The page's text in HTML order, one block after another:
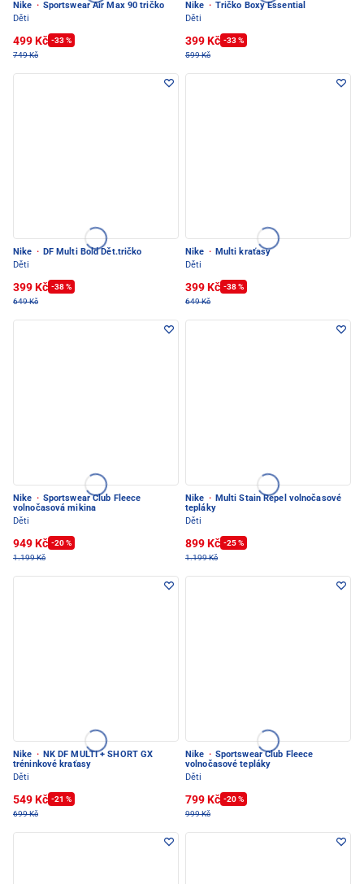
Nike · Sportswear Air Max 90 tričko
Děti
499 Kč -33 %
749 Kč
Nike · Tričko Boxy Essential
Děti
399 Kč -33 %
599 Kč
Nike · DF Multi Bold Dět.tričko
Děti
399 Kč -38 %
649 Kč
Nike · Multi kraťasy
Děti
399 Kč -38 %
649 Kč
Nike · Sportswear Club Fleece
volnočasová mikina
Děti
949 Kč -20 %
1.199 Kč
Nike · Multi Stain Repel volnočasové
tepláky
Děti
899 Kč -25 %
1.199 Kč
Nike · NK DF MULTI + SHORT GX
tréninkové kraťasy
Děti
549 Kč -21 %
699 Kč
Nike · Sportswear Club Fleece
volnočasové tepláky
Děti
799 Kč -20 %
999 Kč